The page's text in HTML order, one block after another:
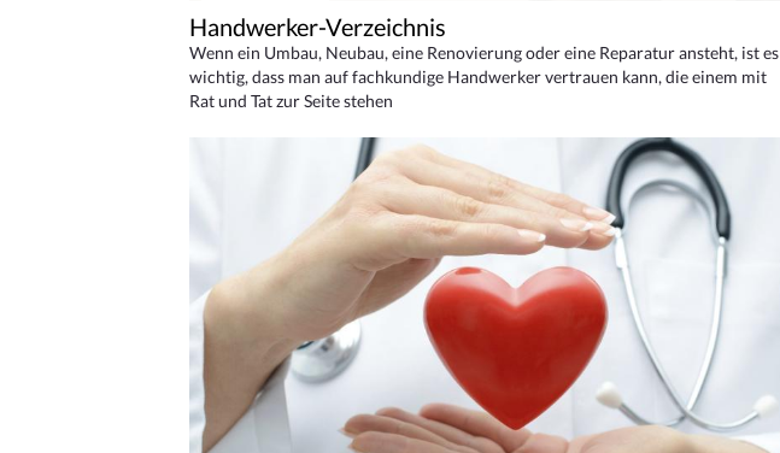
Handwerker-Verzeichnis
Wenn ein Umbau, Neubau, eine Renovierung oder eine Reparatur ansteht, ist es
wichtig, dass man auf fachkundige Handwerker vertrauen kann, die einem mit
Rat und Tat zur Seite stehen